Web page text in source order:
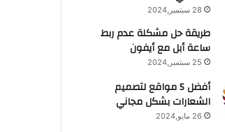
28 سبتمبر,2024
طريقة حل مشكلة عدم ربط
ساعة أبل مع أيفون
25 سبتمبر,2024
أفضل 5 مواقع لتصميم
الشعارات بشكل مجاني
26 مايو,2024